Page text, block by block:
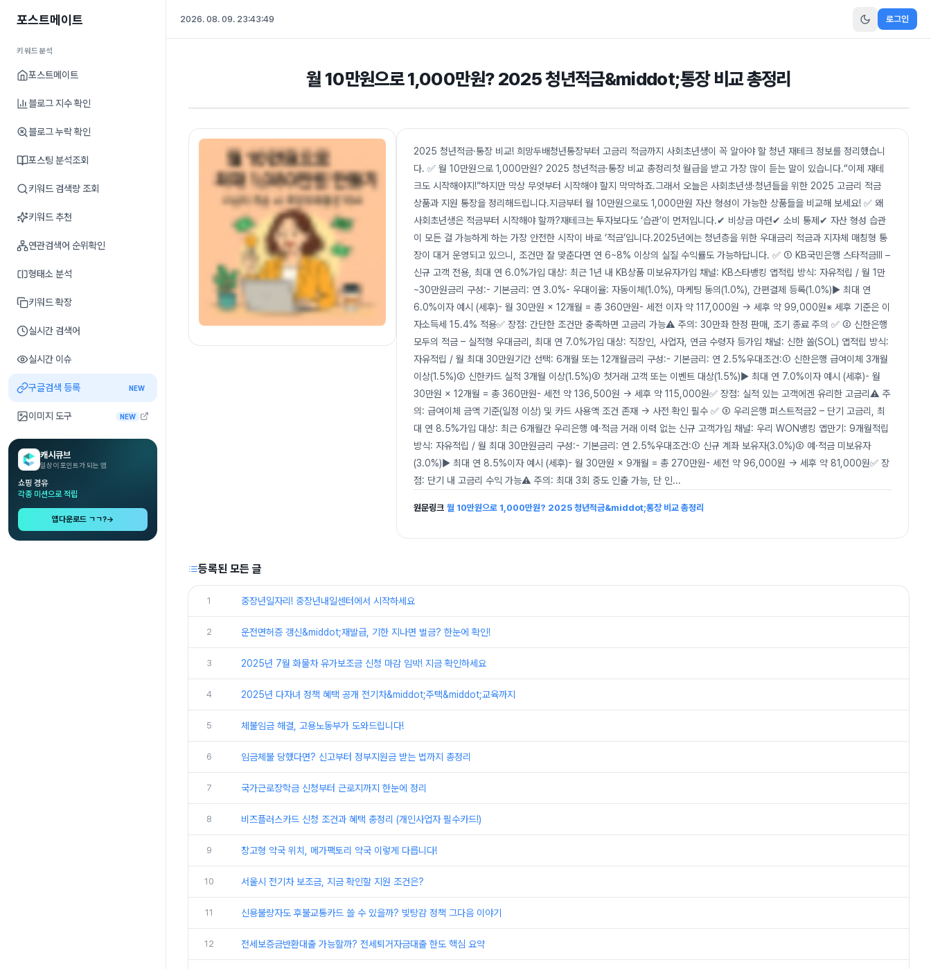
포스트메이트
키워드분석
포스트메이트
블로그 지수 확인
블로그 누락 확인
포스팅 분석조회
키워드 검색량 조회
키워드 추천
연관검색어 순위확인
형태소 분석
키워드 확장
실시간 검색어
실시간 이슈
구글검색 등록 NEW
이미지 도구 NEW
캐시큐브
일상이 포인트가 되는 앱
쇼핑 경유
각종 미션으로 적립
앱다운로드 ㄱㄱ?→
2026. 08. 09. 23:43:49 로그인
월 10만원으로 1,000만원? 2025 청년적금&middot;통장 비교 총정리
2025 청년적금·통장 비교! 희망두배청년통장부터 고금리 적금까지 사회초년생이 꼭 알아야 할 청년 재테크 정보를 정리했습니
다. ✅ 월 10만원으로 1,000만원? 2025 청년적금·통장 비교 총정리첫 월급을 받고 가장 많이 듣는 말이 있습니다.“이제 재테
크도 시작해야지!”하지만 막상 무엇부터 시작해야 할지 막막하죠.그래서 오늘은 사회초년생·청년들을 위한 2025 고금리 적금
상품과 지원 통장을 정리해드립니다.지금부터 월 10만원으로도 1,000만원 자산 형성이 가능한 상품들을 비교해 보세요! ✅ 왜
사회초년생은 적금부터 시작해야 할까?재테크는 투자보다도 ‘습관’이 먼저입니다.✔ 비상금 마련✔ 소비 통제✔ 자산 형성 습관
이 모든 걸 가능하게 하는 가장 안전한 시작이 바로 ‘적금’입니다.2025년에는 청년층을 위한 우대금리 적금과 지자체 매칭형 통
장이 대거 운영되고 있으니, 조건만 잘 맞춘다면 연 6~8% 이상의 실질 수익률도 가능하답니다. ✅ ① KB국민은행 스타적금Ⅲ –
신규 고객 전용, 최대 연 6.0%가입 대상: 최근 1년 내 KB상품 미보유자가입 채널: KB스타뱅킹 앱적립 방식: 자유적립 / 월 1만
~30만원금리 구성:- 기본금리: 연 3.0%- 우대이율: 자동이체(1.0%), 마케팅 동의(1.0%), 간편결제 등록(1.0%)▶ 최대 연
6.0%이자 예시 (세후)- 월 30만원 × 12개월 = 총 360만원- 세전 이자 약 117,000원 → 세후 약 99,000원※ 세후 기준은 이
자소득세 15.4% 적용✅ 장점: 간단한 조건만 충족하면 고금리 가능⚠️ 주의: 30만좌 한정 판매, 조기 종료 주의 ✅ ② 신한은행
모두의 적금 – 실적형 우대금리, 최대 연 7.0%가입 대상: 직장인, 사업자, 연금 수령자 등가입 채널: 신한 쏠(SOL) 앱적립 방식:
자유적립 / 월 최대 30만원기간 선택: 6개월 또는 12개월금리 구성:- 기본금리: 연 2.5%우대조건:① 신한은행 급여이체 3개월
이상(1.5%)② 신한카드 실적 3개월 이상(1.5%)③ 첫거래 고객 또는 이벤트 대상(1.5%)▶ 최대 연 7.0%이자 예시 (세후)- 월
30만원 × 12개월 = 총 360만원- 세전 약 136,500원 → 세후 약 115,000원✅ 장점: 실적 있는 고객에겐 유리한 고금리⚠️ 주
의: 급여이체 금액 기준(일정 이상) 및 카드 사용액 조건 존재 → 사전 확인 필수 ✅ ③ 우리은행 퍼스트적금2 – 단기 고금리, 최
대 연 8.5%가입 대상: 최근 6개월간 우리은행 예·적금 거래 이력 없는 신규 고객가입 채널: 우리 WON뱅킹 앱만기: 9개월적립
방식: 자유적립 / 월 최대 30만원금리 구성:- 기본금리: 연 2.5%우대조건:① 신규 계좌 보유자(3.0%)② 예·적금 미보유자
(3.0%)▶ 최대 연 8.5%이자 예시 (세후)- 월 30만원 × 9개월 = 총 270만원- 세전 약 96,000원 → 세후 약 81,000원✅ 장
점: 단기 내 고금리 수익 가능⚠️ 주의: 최대 3회 중도 인출 가능, 단 인...
원문링크 월 10만원으로 1,000만원? 2025 청년적금&middot;통장 비교 총정리
등록된 모든 글
1 중장년일자리! 중장년내일센터에서 시작하세요
2 운전면허증 갱신&middot;재발급, 기한 지나면 벌금? 한눈에 확인!
3 2025년 7월 화물차 유가보조금 신청 마감 임박! 지금 확인하세요
4 2025년 다자녀 정책 혜택 공개 전기차&middot;주택&middot;교육까지
5 체불임금 해결, 고용노동부가 도와드립니다!
6 임금체불 당했다면? 신고부터 정부지원금 받는 법까지 총정리
7 국가근로장학금 신청부터 근로지까지 한눈에 정리
8 비즈플러스카드 신청 조건과 혜택 총정리 (개인사업자 필수카드!)
9 창고형 약국 위치, 메가팩토리 약국 이렇게 다릅니다!
10 서울시 전기차 보조금, 지금 확인할 지원 조건은?
11 신용불량자도 후불교통카드 쓸 수 있을까? 빚탕감 정책 그다음 이야기
12 전세보증금반환대출 가능할까? 전세퇴거자금대출 한도 핵심 요약